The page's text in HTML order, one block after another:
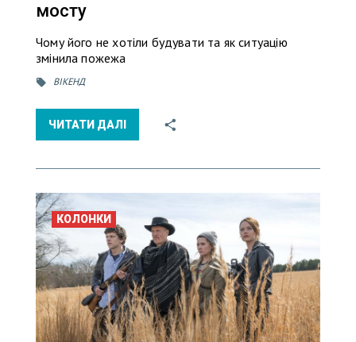
мосту
Чому його не хотіли будувати та як ситуацію
змінила пожежа
ВІКЕНД
ЧИТАТИ ДАЛІ
КОЛОНКИ